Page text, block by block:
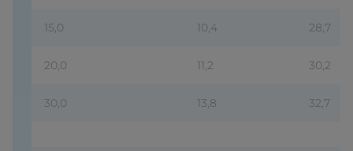
15,0 10,4 28,7
20,0 11,2 30,2
30,0 13,8 32,7